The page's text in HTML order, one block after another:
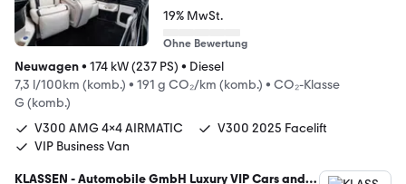
19% MwSt.
Ohne Bewertung
Neuwagen• 174 kW (237 PS) • Diesel
7,3 l/100km (komb.) • 191 g CO₂/km (komb.) • CO₂-Klasse
G (komb.)
V300 AMG 4x4 AIRMATIC
V300 2025 Facelift
VIP Business Van
KLASSEN - Automobile GmbH Luxury VIP Cars and